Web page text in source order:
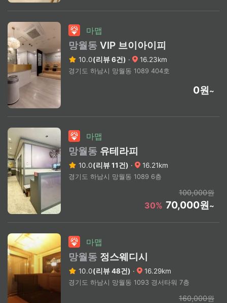
마맵
망월동 VIP 브이아이피
10.0(리뷰 6건) · 16.23km
경기도 하남시 망월동 1089 404호
0원~
마맵
망월동 유테라피
10.0(리뷰 11건) · 16.21km
경기도 하남시 망월동 1089 6층
100,000원
30% 70,000원~
마맵
망월동 정스웨디시
10.0(리뷰 48건) · 16.29km
경기도 하남시 망월동 1093 경서타워 7층
160,000원